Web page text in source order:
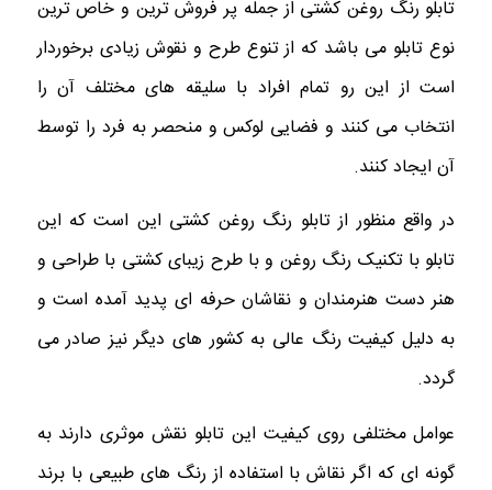
تابلو رنگ روغن کشتی از جمله پر فروش ترین و خاص ترین
نوع تابلو می باشد که از تنوع طرح و نقوش زیادی برخوردار
است از این رو تمام افراد با سلیقه های مختلف آن را
انتخاب می کنند و فضایی لوکس و منحصر به فرد را توسط
آن ایجاد کنند.
در واقع منظور از تابلو رنگ روغن کشتی این است که این
تابلو با تکنیک رنگ روغن و با طرح زیبای کشتی با طراحی و
هنر دست هنرمندان و نقاشان حرفه ای پدید آمده است و
به دلیل کیفیت رنگ عالی به کشور های دیگر نیز صادر می
گردد‌.
عوامل مختلفی روی کیفیت این تابلو نقش موثری دارند به
گونه ای که اگر نقاش با استفاده از رنگ های طبیعی با برند